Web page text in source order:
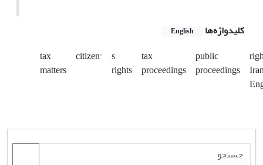
کلیدواژه‌ها English
tax
matters
citizen' s
rights
tax
proceedings
public
proceedings